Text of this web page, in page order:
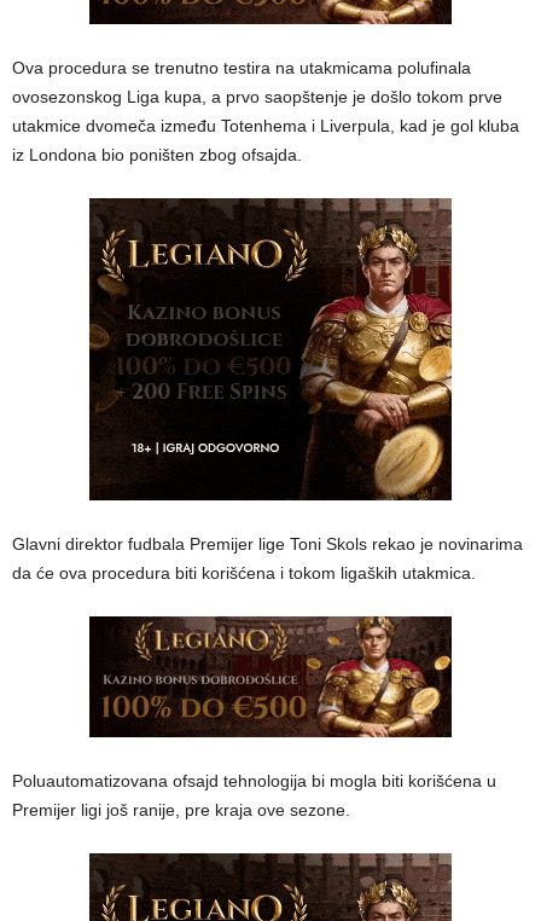
Ova procedura se trenutno testira na utakmicama polufinala
ovosezonskog Liga kupa, a prvo saopštenje je došlo tokom prve
utakmice dvomeča između Totenhema i Liverpula, kad je gol kluba
iz Londona bio poništen zbog ofsajda.
Glavni direktor fudbala Premijer lige Toni Skols rekao je novinarima
da će ova procedura biti korišćena i tokom ligaških utakmica.
Poluautomatizovana ofsajd tehnologija bi mogla biti korišćena u
Premijer ligi još ranije, pre kraja ove sezone.